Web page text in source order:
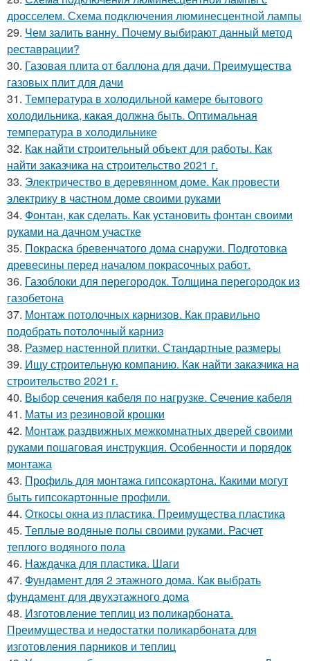
дросселем. Схема подключения люминесцентной лампы
29. Чем залить ванну. Почему выбирают данный метод
реставрации?
30. Газовая плита от баллона для дачи. Преимущества
газовых плит для дачи
31. Температура в холодильной камере бытового
холодильника, какая должна быть. Оптимальная
температура в холодильнике
32. Как найти строительный объект для работы. Как
найти заказчика на строительство 2021 г.
33. Электричество в деревянном доме. Как провести
электрику в частном доме своими руками
34. Фонтан, как сделать. Как установить фонтан своими
руками на дачном участке
35. Покраска бревенчатого дома снаружи. Подготовка
древесины перед началом покрасочных работ.
36. Газоблоки для перегородок. Толщина перегородок из
газобетона
37. Монтаж потолочных карнизов. Как правильно
подобрать потолочный карниз
38. Размер настенной плитки. Стандартные размеры
39. Ищу строительную компанию. Как найти заказчика на
строительство 2021 г.
40. Выбор сечения кабеля по нагрузке. Сечение кабеля
41. Маты из резиновой крошки
42. Монтаж раздвижных межкомнатных дверей своими
руками пошаговая инструкция. Особенности и порядок
монтажа
43. Профиль для монтажа гипсокартона. Какими могут
быть гипсокартонные профили.
44. Откосы окна из пластика. Преимущества пластика
45. Теплые водяные полы своими руками. Расчет
теплого водяного пола
46. Наждачка для пластика. Шаги
47. Фундамент для 2 этажного дома. Как выбрать
фундамент для двухэтажного дома
48. Изготовление теплиц из поликарбоната.
Преимущества и недостатки поликарбоната для
изготовления парников и теплиц